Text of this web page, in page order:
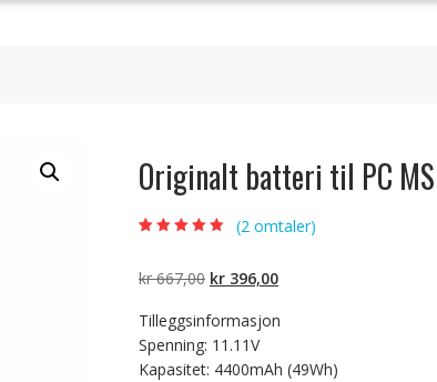
Originalt batteri til PC
kundevurderinger
(2 omtaler)
kr667,00 Opprinnelig
var:
kr 667,00.
kr 396,00Nåværende
er:
Tilleggsinformasjon
Spenning: 11.11V
Kapasitet: 4400mAh (49Wh)